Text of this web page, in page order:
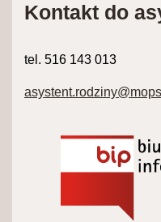
Kontakt do
tel. 516 143 013